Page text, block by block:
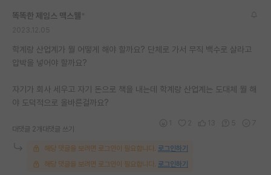
똑똑한 제임스 맥스웰
학계랑 산업계가 뭘 어떻게 해야 할까요? 단체로 가서 무직 백수로 살라고
압박을 넣어야 할까요?
자기가 회사 세우고 자기 돈으로 책을 내는데 학계랑 산업계는 도대체 뭘 해
야 도덕적으로 올바른걸까요?
대댓글 2개 대댓글 쓰기
해당 댓글을 보려면 로그인이 필요합니다. 로그인하기
해당 댓글을 보려면 로그인이 필요합니다. 로그인하기